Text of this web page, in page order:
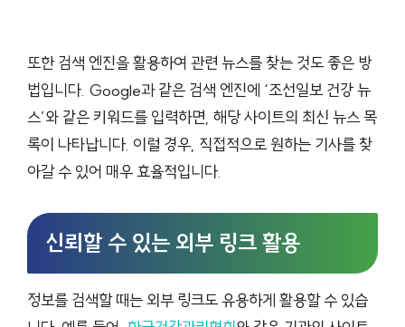
또한 검색 엔진을 활용하여 관련 뉴스를 찾는 것도 좋은 방
법입니다. Google과 같은 검색 엔진에 ‘조선일보 건강 뉴
스’와 같은 키워드를 입력하면, 해당 사이트의 최신 뉴스 목
록이 나타납니다. 이럴 경우, 직접적으로 원하는 기사를 찾
아갈 수 있어 매우 효율적입니다.
신뢰할 수 있는 외부 링크 활용
정보를 검색할 때는 외부 링크도 유용하게 활용할 수 있습